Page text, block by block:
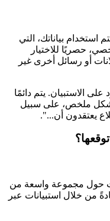
بياناتك، التي
حصريًا للاختيار
أو رسائل أخرى غير
الاستبيان. يتم دائمًا
شكل ملخص، على سبيل
حول مجموعة واسعة من
من خلال استبيانات عبر